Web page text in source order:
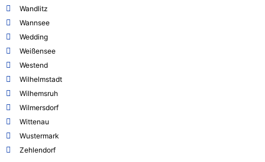
Wandlitz
Wannsee
Wedding
Weißensee
Westend
Wilhelmstadt
Wilhemsruh
Wilmersdorf
Wittenau
Wustermark
Zehlendorf